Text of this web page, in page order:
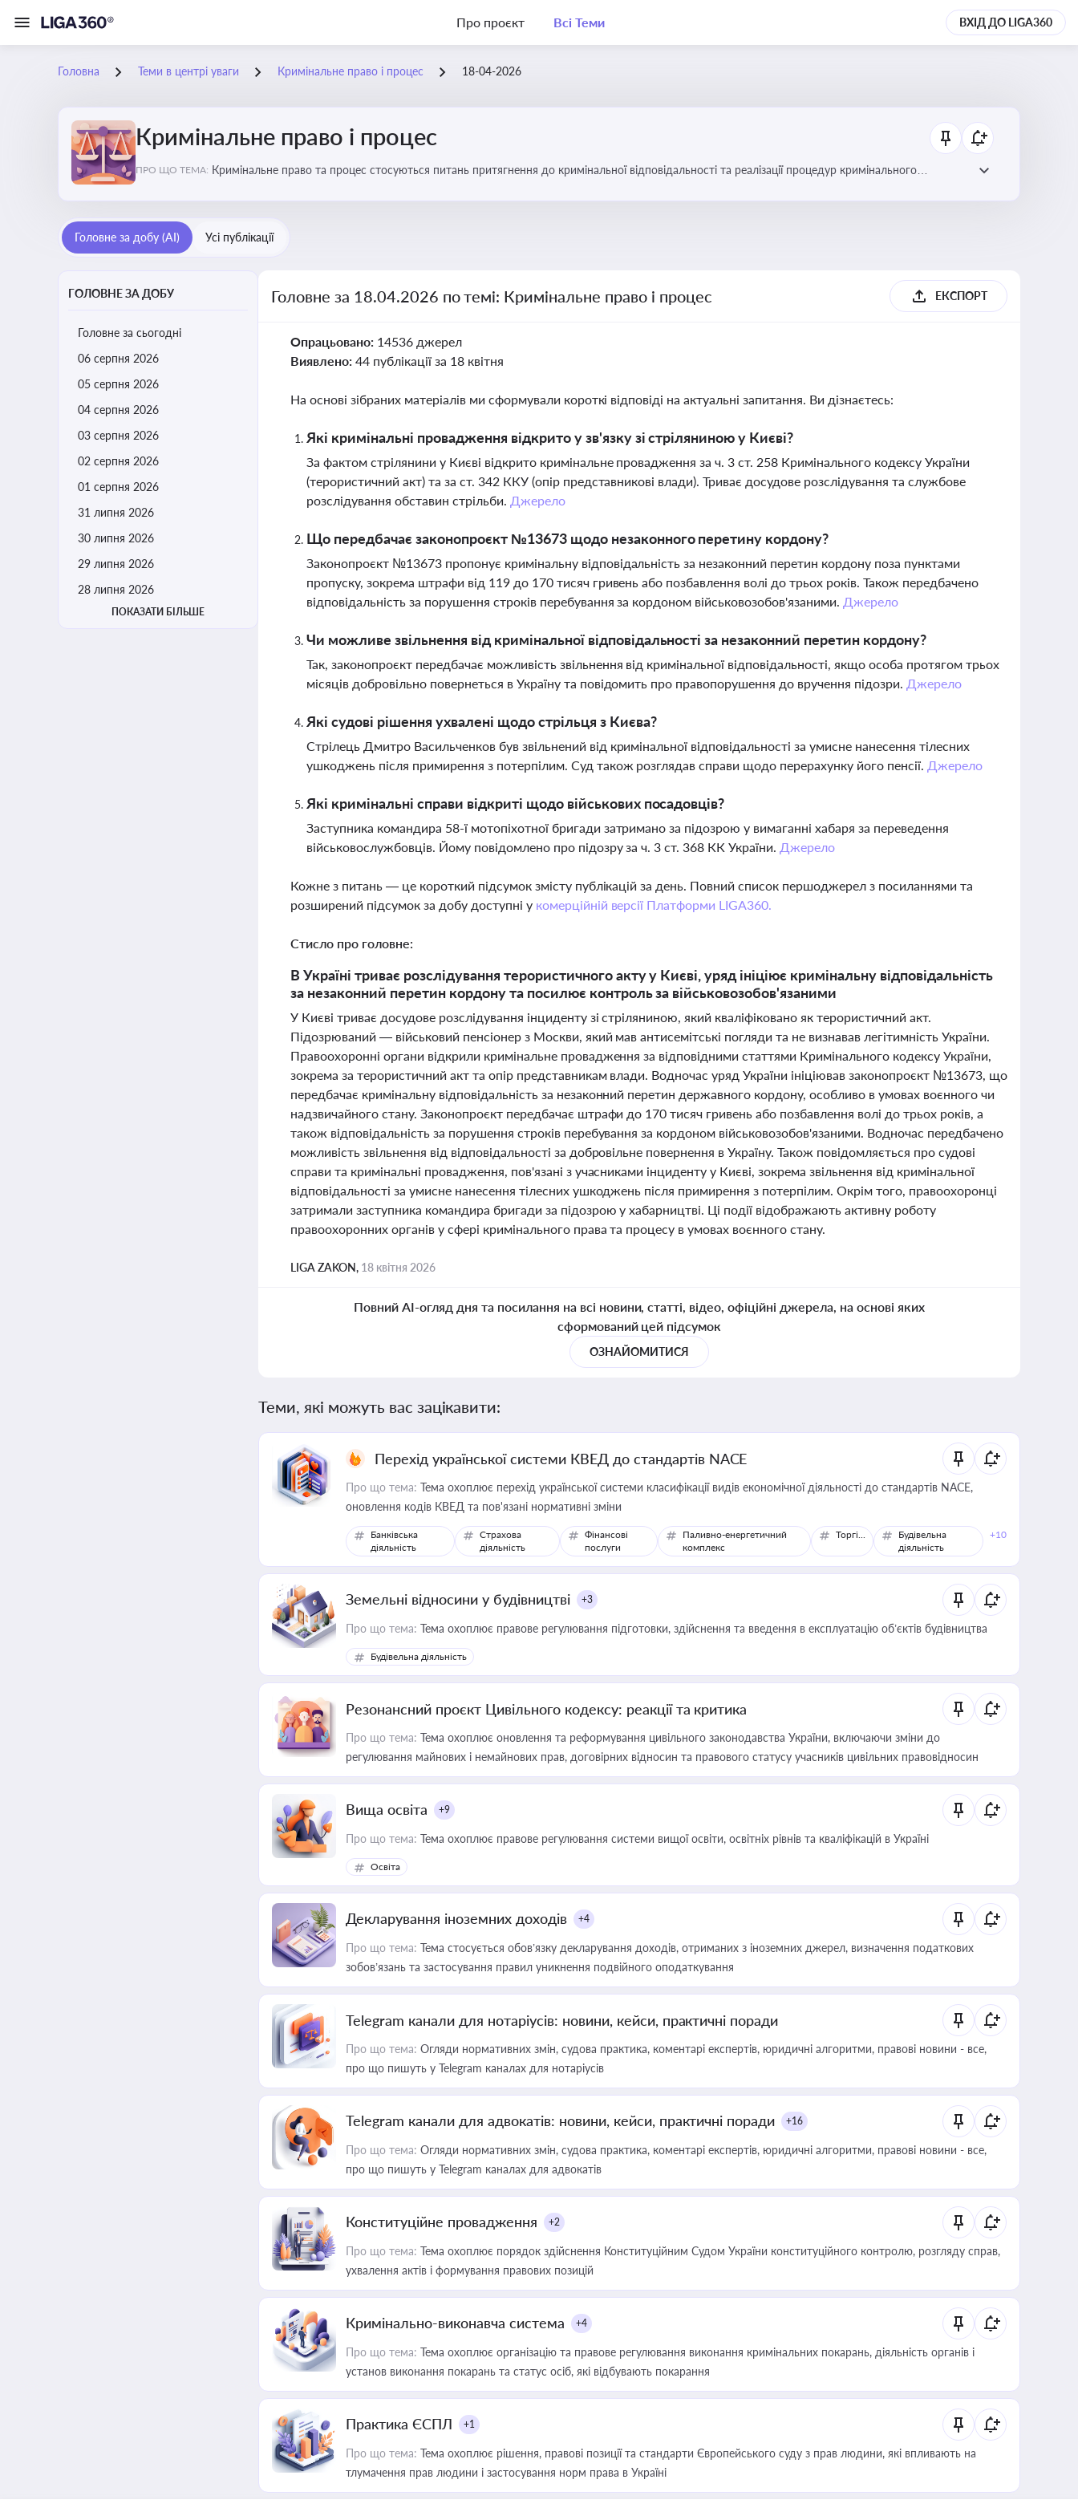
Про проєкт Всі Теми ВХІД ДО LIGA360
Головна Теми в центрі уваги Кримінальне право і процес 18-04-2026
Кримінальне право і процес
ПРО ЩО ТЕМА: Кримінальне право та процес стосуються питань притягнення до кримінальної відповідальності та реалізації процедур кримінального
Головне за добу (AI) Усі публікації
ГОЛОВНЕ ЗА ДОБУ
Головне за сьогодні
06 серпня 2026
05 серпня 2026
04 серпня 2026
03 серпня 2026
02 серпня 2026
01 серпня 2026
31 липня 2026
30 липня 2026
29 липня 2026
28 липня 2026
ПОКАЗАТИ БІЛЬШЕ
Головне за 18.04.2026 по темі: Кримінальне право і процес ЕКСПОРТ
Опрацьовано: 14536 джерел
Виявлено: 44 публікації за 18 квітня
На основі зібраних матеріалів ми сформували короткі відповіді на актуальні запитання. Ви дізнаєтесь:
Які кримінальні провадження відкрито у зв'язку зі стріляниною у Києві?
За фактом стрілянини у Києві відкрито кримінальне провадження за ч. 3 ст. 258 Кримінального кодексу України
(терористичний акт) та за ст. 342 ККУ (опір представникові влади). Триває досудове розслідування та службове
розслідування обставин стрільби. Джерело
Що передбачає законопроєкт №13673 щодо незаконного перетину кордону?
Законопроєкт №13673 пропонує кримінальну відповідальність за незаконний перетин кордону поза пунктами
пропуску, зокрема штрафи від 119 до 170 тисяч гривень або позбавлення волі до трьох років. Також передбачено
відповідальність за порушення строків перебування за кордоном військовозобов'язаними. Джерело
Чи можливе звільнення від кримінальної відповідальності за незаконний перетин кордону?
Так, законопроєкт передбачає можливість звільнення від кримінальної відповідальності, якщо особа протягом трьох
місяців добровільно повернеться в Україну та повідомить про правопорушення до вручення підозри. Джерело
Які судові рішення ухвалені щодо стрільця з Києва?
Стрілець Дмитро Васильченков був звільнений від кримінальної відповідальності за умисне нанесення тілесних
ушкоджень після примирення з потерпілим. Суд також розглядав справи щодо перерахунку його пенсії. Джерело
Які кримінальні справи відкриті щодо військових посадовців?
Заступника командира 58-ї мотопіхотної бригади затримано за підозрою у вимаганні хабаря за переведення
військовослужбовців. Йому повідомлено про підозру за ч. 3 ст. 368 КК України. Джерело
Кожне з питань — це короткий підсумок змісту публікацій за день. Повний список першоджерел з посиланнями та
розширений підсумок за добу доступні у комерційній версії Платформи LIGA360.
Стисло про головне:
В Україні триває розслідування терористичного акту у Києві, уряд ініціює кримінальну відповідальність
за незаконний перетин кордону та посилює контроль за військовозобов'язаними
У Києві триває досудове розслідування інциденту зі стріляниною, який кваліфіковано як терористичний акт.
Підозрюваний — військовий пенсіонер з Москви, який мав антисемітські погляди та не визнавав легітимність України.
Правоохоронні органи відкрили кримінальне провадження за відповідними статтями Кримінального кодексу України,
зокрема за терористичний акт та опір представникам влади. Водночас уряд України ініціював законопроєкт №13673, що
передбачає кримінальну відповідальність за незаконний перетин державного кордону, особливо в умовах воєнного чи
надзвичайного стану. Законопроєкт передбачає штрафи до 170 тисяч гривень або позбавлення волі до трьох років, а
також відповідальність за порушення строків перебування за кордоном військовозобов'язаними. Водночас передбачено
можливість звільнення від відповідальності за добровільне повернення в Україну. Також повідомляється про судові
справи та кримінальні провадження, пов'язані з учасниками інциденту у Києві, зокрема звільнення від кримінальної
відповідальності за умисне нанесення тілесних ушкоджень після примирення з потерпілим. Окрім того, правоохоронці
затримали заступника командира бригади за підозрою у хабарництві. Ці події відображають активну роботу
правоохоронних органів у сфері кримінального права та процесу в умовах воєнного стану.
LIGA ZAKON, 18 квітня 2026
Повний AI-огляд дня та посилання на всі новини, статті, відео, офіційні джерела, на основі яких
сформований цей підсумок
ОЗНАЙОМИТИСЯ
Теми, які можуть вас зацікавити:
Перехід української системи КВЕД до стандартів NACE
Про що тема: Тема охоплює перехід української системи класифікації видів економічної діяльності до стандартів NACE,
оновлення кодів КВЕД та пов'язані нормативні зміни
Банківська
діяльність
Страхова
діяльність
Фінансові
послуги
Паливно-енергетичний
комплекс
Торгівля
Будівельна
діяльність
+10
Земельні відносини у будівництві +3
Про що тема: Тема охоплює правове регулювання підготовки, здійснення та введення в експлуатацію об’єктів будівництва
Будівельна діяльність
Резонансний проєкт Цивільного кодексу: реакції та критика
Про що тема: Тема охоплює оновлення та реформування цивільного законодавства України, включаючи зміни до
регулювання майнових і немайнових прав, договірних відносин та правового статусу учасників цивільних правовідносин
Вища освіта +9
Про що тема: Тема охоплює правове регулювання системи вищої освіти, освітніх рівнів та кваліфікацій в Україні
Освіта
Декларування іноземних доходів +4
Про що тема: Тема стосується обов’язку декларування доходів, отриманих з іноземних джерел, визначення податкових
зобов’язань та застосування правил уникнення подвійного оподаткування
Telegram канали для нотаріусів: новини, кейси, практичні поради
Про що тема: Огляди нормативних змін, судова практика, коментарі експертів, юридичні алгоритми, правові новини - все,
про що пишуть у Telegram каналах для нотаріусів
Telegram канали для адвокатів: новини, кейси, практичні поради +16
Про що тема: Огляди нормативних змін, судова практика, коментарі експертів, юридичні алгоритми, правові новини - все,
про що пишуть у Telegram каналах для адвокатів
Конституційне провадження +2
Про що тема: Тема охоплює порядок здійснення Конституційним Судом України конституційного контролю, розгляду справ,
ухвалення актів і формування правових позицій
Кримінально-виконавча система +4
Про що тема: Тема охоплює організацію та правове регулювання виконання кримінальних покарань, діяльність органів і
установ виконання покарань та статус осіб, які відбувають покарання
Практика ЄСПЛ +1
Про що тема: Тема охоплює рішення, правові позиції та стандарти Європейського суду з прав людини, які впливають на
тлумачення прав людини і застосування норм права в Україні